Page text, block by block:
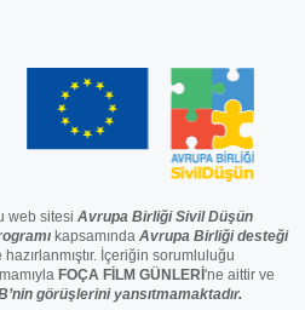
web sitesi Avrupa Birliği Sivil Düşün
kapsamında Avrupa Birliğidesteği
hazırlanmıştır. İçeriğin sorumluluğu
FOÇA FİLM GÜNLERİ 'ne aittir ve
görüşlerini yansıtmamaktadır.